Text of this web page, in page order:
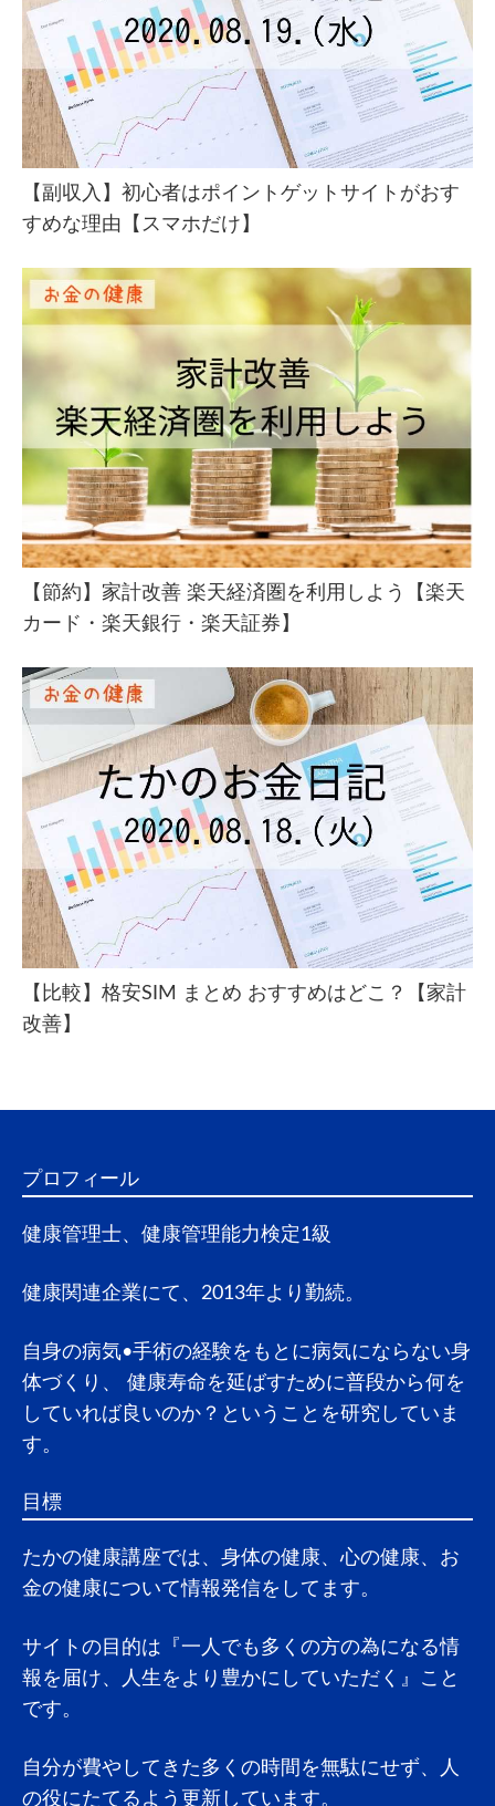
2020年
11月01
日
【毎日】ラジオ体操の効果は本当にある
の？【実体験を元に解説】
2020年
10月31
日
【毎日】ジョギングの効果は本当にある
の？【実体験を元に解説】
2020年
10月30
日
【毎日】背筋の効果は本当にあるの？【実
2020年
10月29
日
【毎日】かかと落としの効果は本当にある
の？【実体験を元に解説】
10月28
日
【毎日】腹筋の効果は本当にあるの？【実
体験を元に解説】
2020年
10月27
日
【毎日】スクワットの効果は本当にある
の？【実体験を元に解説】
2020年
10月26
【毎日】腕立て伏せの効果は本当にある
の？【実体験を元に解説】
2020年
10月25
日
【毎日】ウォーキングの効果は本当にある
の？【実体験を元に解説】
2020年
10月24
日
【うざい】ブログ毎日更新の効果は本当に
あるの？【実体験を元に解説】
2020年
10月23
日
【稼げる！？】ブログ毎日更新が生み出す
ものとは？【アフィリエイト】
2020年
10月22
日
ゲッターズ飯田さん、占いはインチ
キ！？ 突然ですが占ってもいいですか
すが占ってもいいですか
10月20
ぷりあでぃす玲奈さん、占いはインチ
キ！？ 突然ですが占ってもいいですか
2020年
10月19
然ですが占ってもいいですか
2020年
10月18
日
星ひとみさん、占いはインチキ！？ 天星
術占いは当たりやすいの！？
2020年
日
10月16
日
【ベビー布団】本当に買ってよかったもの
を紹介！【実体験レビュー】
10月15
日
【ベビーマット】本当に買ってよかったも
のを紹介！【実体験レビュー】
2020年
10月14
日
のを紹介！【実体験レビュー】
【副収入】初心者はポイントゲットサイトがおす
すめな理由【スマホだけ】
【節約】家計改善 楽天経済圏を利用しよう【楽天
カード・楽天銀行・楽天証券】
【比較】格安SIM まとめ おすすめはどこ？【家計
改善】
プロフィール
健康管理士、健康管理能力検定1級
健康関連企業にて、2013年より勤続。
自身の病気•手術の経験をもとに病気にならない身
体づくり、 健康寿命を延ばすために普段から何を
していれば良いのか？ということを研究していま
す。
目標
たかの健康講座では、身体の健康、心の健康、お
金の健康について情報発信をしてます。
サイトの目的は『一人でも多くの方の為になる情
報を届け、人生をより豊かにしていただく』こと
です。
自分が費やしてきた多くの時間を無駄にせず、人
の役にたてるよう更新しています。